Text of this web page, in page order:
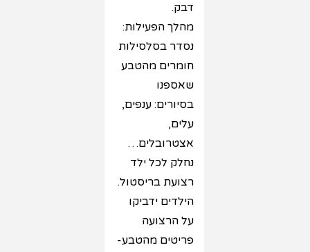
דבק.
מהלך הפעילות:
נסדר בסלסילות
חומרים מהטבע
שאספנו
בסיורים: ענפים,
עלים,
אצטרובלים…
נחלק לכל ילד
רצועת בריסטול.
הילדים ידביקו
על הרצועה
פריטים מהטבע-